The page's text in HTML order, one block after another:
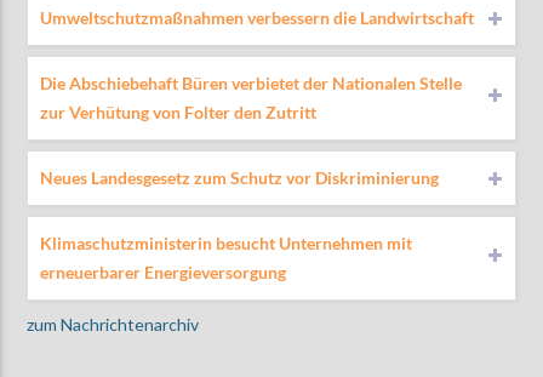
Umweltschutzmaßnahmen verbessern die Landwirtschaft
Die Abschiebehaft Büren verbietet der Nationalen Stelle
zur Verhütung von Folter den Zutritt
Neues Landesgesetz zum Schutz vor Diskriminierung
Klimaschutzministerin besucht Unternehmen mit
erneuerbarer Energieversorgung
zum Nachrichtenarchiv